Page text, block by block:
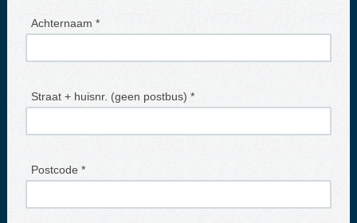
Achternaam *
Straat + huisnr. (geen postbus) *
Postcode *